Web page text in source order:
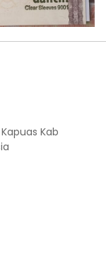
Kab